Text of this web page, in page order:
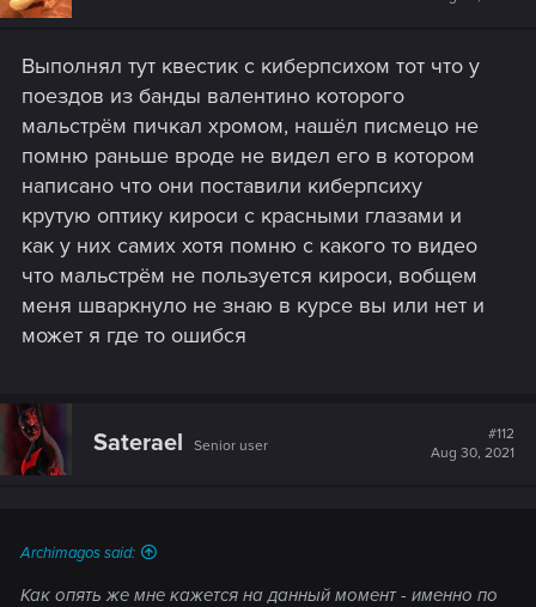
Выполнял тут квестик с киберпсихом тот что у
поездов из банды валентино которого
мальстрём пичкал хромом, нашёл писмецо не
помню раньше вроде не видел его в котором
написано что они поставили киберпсиху
крутую оптику кироси с красными глазами и
как у них самих хотя помню с какого то видео
что мальстрём не пользуется кироси, вобщем
меня шваркнуло не знаю в курсе вы или нет и
может я где то ошибся
Saterael Senior user
#112
Aug 30, 2021
Archimagos said:
Как опять же мне кажется на данный момент - именно по